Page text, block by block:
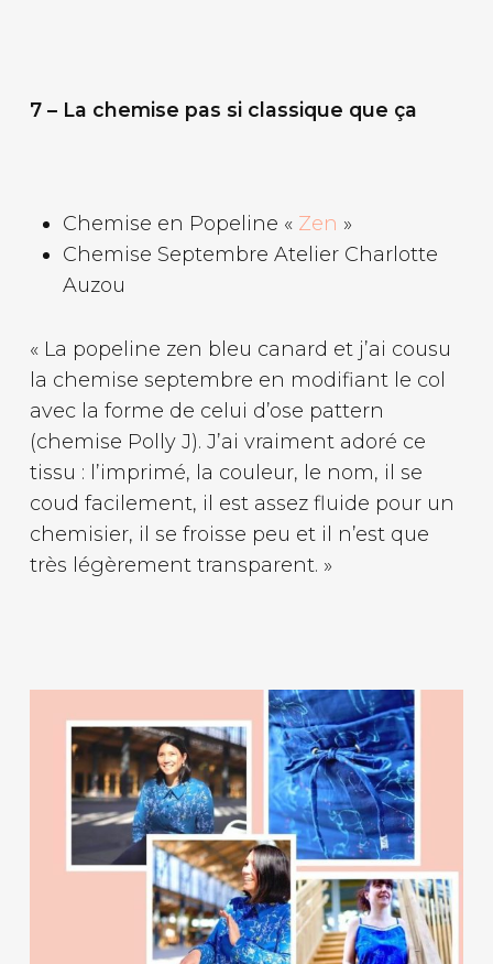
7 – La chemise pas si classique que ça
Chemise en Popeline « Zen »
Chemise Septembre Atelier Charlotte
Auzou
« La popeline zen bleu canard et j’ai cousu
la chemise septembre en modifiant le col
avec la forme de celui d’ose pattern
(chemise Polly J). J’ai vraiment adoré ce
tissu : l’imprimé, la couleur, le nom, il se
coud facilement, il est assez fluide pour un
chemisier, il se froisse peu et il n’est que
très légèrement transparent. »